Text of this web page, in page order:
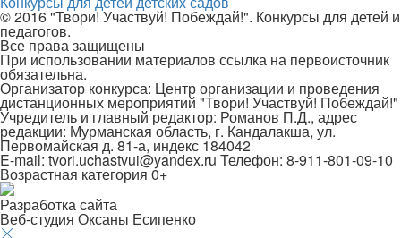
© 2016 "Твори! Участвуй! Побеждай!". Конкурсы для детей и
педагогов.
Все права защищены
При использовании материалов ссылка на первоисточник
обязательна.
Организатор конкурса: Центр организации и проведения
дистанционных мероприятий "Твори! Участвуй! Побеждай!"
Учредитель и главный редактор: Романов П.Д., адрес
редакции: Мурманская область, г. Кандалакша, ул.
Первомайская д. 81-а, индекс 184042
E-mail: tvori.uchastvui@yandex.ru Телефон: 8-911-801-09-10
Возрастная категория 0+
Разработка сайта
Веб-студия Оксаны Есипенко